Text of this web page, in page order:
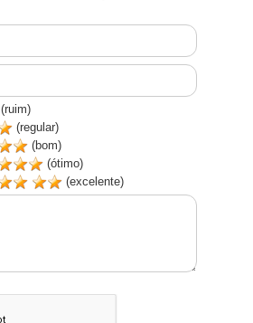
(ruim)
(regular)
(bom)
(ótimo)
(excelente)